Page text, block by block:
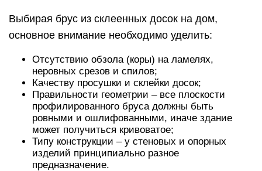
Выбирая брус из склеенных досок на дом,
основное внимание необходимо уделить:
Отсутствию обзола (коры) на ламелях,
неровных срезов и спилов;
Качеству просушки и склейки досок;
Правильности геометрии – все плоскости
профилированного бруса должны быть
ровными и ошлифованными, иначе здание
может получиться кривоватое;
Типу конструкции – у стеновых и опорных
изделий принципиально разное
предназначение.